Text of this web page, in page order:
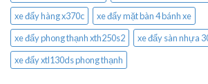
xe đẩy hàng x370c
xe đẩy mặt bàn 4 bánh xe
xe đẩy phong thạnh xth250s2
xe đẩy sàn nhựa
xe đẩy xtl130ds phong thạnh